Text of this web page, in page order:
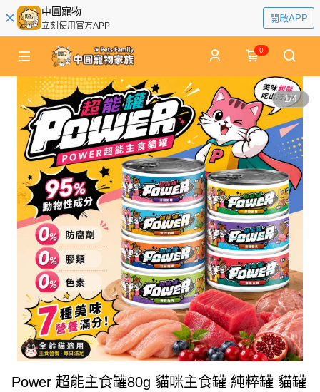
中圓寵物
立刻使用官方APP
開啟APP
0
1/4
Power 超能主食罐80g 貓咪主食罐 純粹罐 貓罐